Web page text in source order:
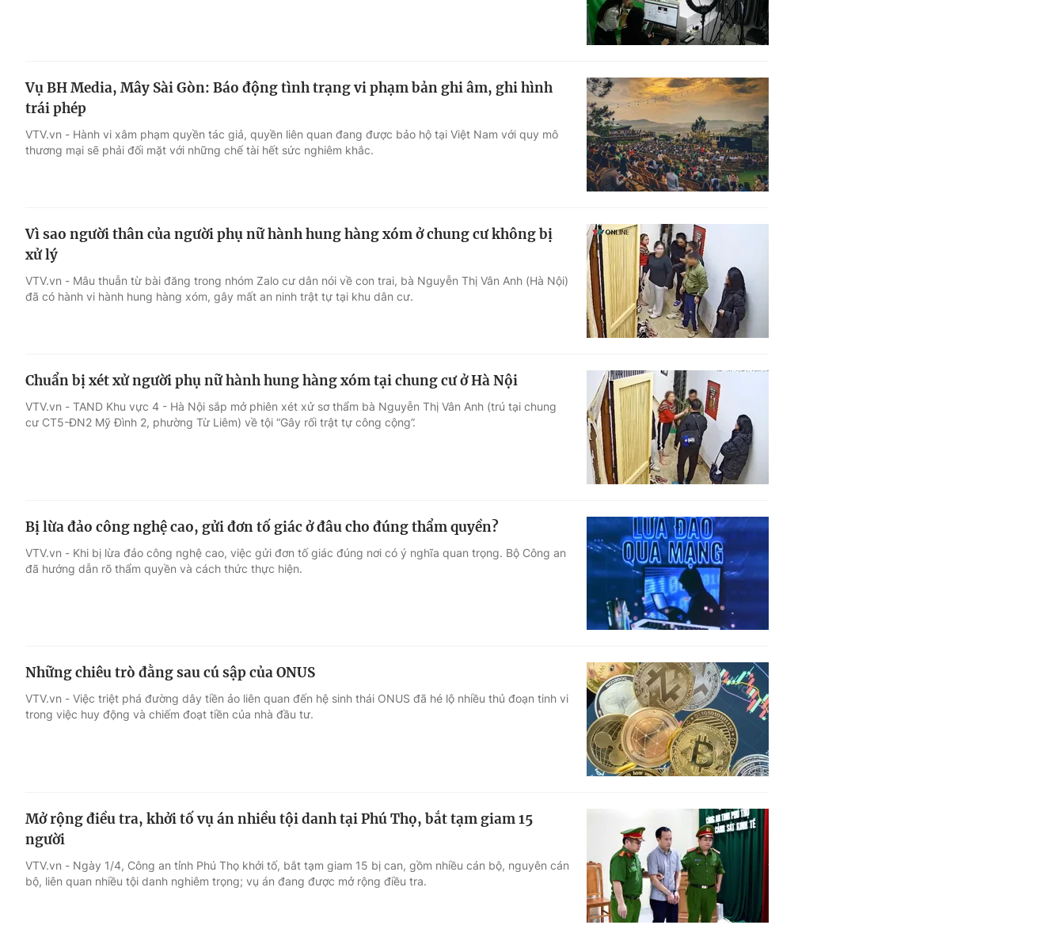
Vụ BH Media, Mây Sài Gòn: Báo động tình trạng vi phạm bản ghi âm, ghi hình
trái phép
VTV.vn - Hành vi xâm phạm quyền tác giả, quyền liên quan đang được bảo hộ tại Việt Nam với quy mô
thương mại sẽ phải đối mặt với những chế tài hết sức nghiêm khắc.
Vì sao người thân của người phụ nữ hành hung hàng xóm ở chung cư không bị
xử lý
VTV.vn - Mâu thuẫn từ bài đăng trong nhóm Zalo cư dân nói về con trai, bà Nguyễn Thị Vân Anh (Hà Nội)
đã có hành vi hành hung hàng xóm, gây mất an ninh trật tự tại khu dân cư.
Chuẩn bị xét xử người phụ nữ hành hung hàng xóm tại chung cư ở Hà Nội
VTV.vn - TAND Khu vực 4 - Hà Nội sắp mở phiên xét xử sơ thẩm bà Nguyễn Thị Vân Anh (trú tại chung
cư CT5-ĐN2 Mỹ Đình 2, phường Từ Liêm) về tội “Gây rối trật tự công cộng”.
Bị lừa đảo công nghệ cao, gửi đơn tố giác ở đâu cho đúng thẩm quyền?
VTV.vn - Khi bị lừa đảo công nghệ cao, việc gửi đơn tố giác đúng nơi có ý nghĩa quan trọng. Bộ Công an
đã hướng dẫn rõ thẩm quyền và cách thức thực hiện.
Những chiêu trò đằng sau cú sập của ONUS
VTV.vn - Việc triệt phá đường dây tiền ảo liên quan đến hệ sinh thái ONUS đã hé lộ nhiều thủ đoạn tinh vi
trong việc huy động và chiếm đoạt tiền của nhà đầu tư.
Mở rộng điều tra, khởi tố vụ án nhiều tội danh tại Phú Thọ, bắt tạm giam 15
người
VTV.vn - Ngày 1/4, Công an tỉnh Phú Thọ khởi tố, bắt tạm giam 15 bị can, gồm nhiều cán bộ, nguyên cán
bộ, liên quan nhiều tội danh nghiêm trọng; vụ án đang được mở rộng điều tra.